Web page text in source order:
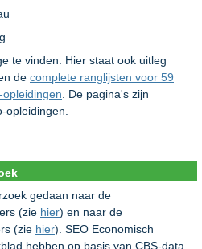
te vinden. Hier staat ook uitleg
de complete ranglijsten voor 59
. De pagina's zijn
gedaan naar de
(zie hier) en naar de
(zie hier). SEO Economisch
hebben op basis van CBS-data